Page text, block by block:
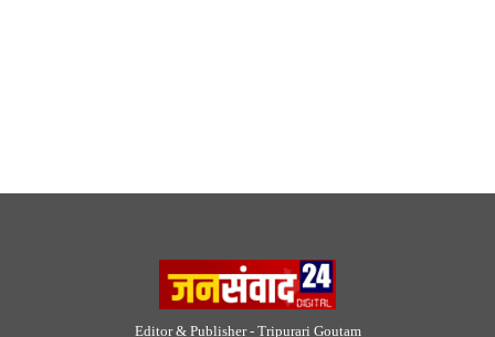
Editor & Publisher - Tripurari Goutam